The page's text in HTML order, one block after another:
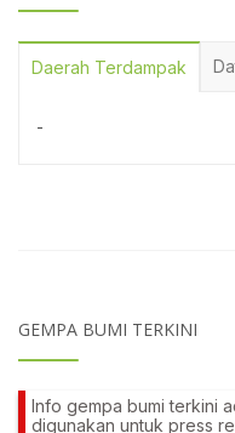
Daerah Terdampak
-
GEMPA BUMI TERKINI
Info gempa bumi terkini
digunakan untuk press